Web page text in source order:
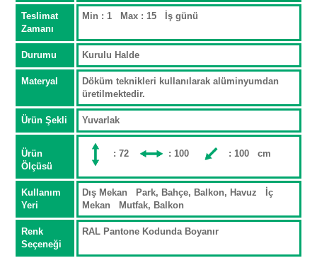
Teslimat
Zamanı
Min : 1 Max : 15 İş günü
Durumu Kurulu Halde
Materyal
Döküm teknikleri kullanılarak alüminyumdan
üretilmektedir.
Ürün Şekli Yuvarlak
Ürün
Ölçüsü
: 72 : 100 : 100 cm
Kullanım
Yeri
Dış Mekan Park, Bahçe, Balkon, Havuz İç
Mekan Mutfak, Balkon
Renk
Seçeneği
RAL Pantone Kodunda Boyanır